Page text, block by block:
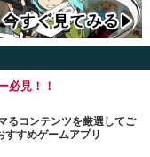
必見！！
るコンテンツを厳選してご
すすめゲームアプリ